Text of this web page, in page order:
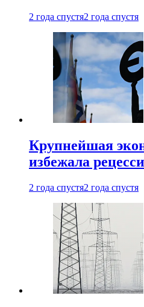
2 года спустя2 года спустя
Крупнейшая
избежала
2 года спустя2 года спустя